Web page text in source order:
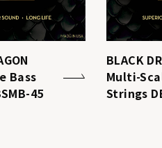
Bass
45
BLACK
Multi-
Strings